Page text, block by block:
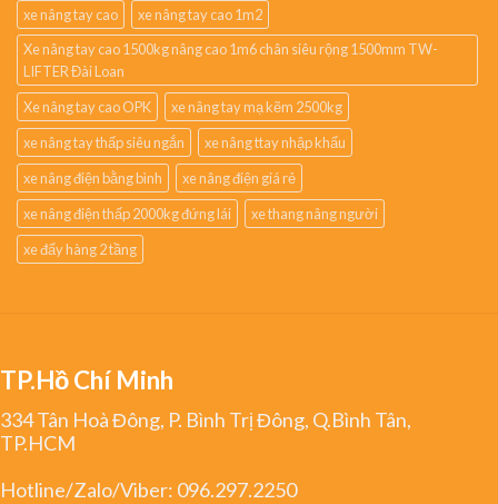
xe nâng tay cao
xe nâng tay cao 1m2
Xe nâng tay cao 1500kg nâng cao 1m6 chân siêu rộng 1500mm TW-
LIFTER Đài Loan
Xe nâng tay cao OPK
xe nâng tay mạ kẽm 2500kg
xe nâng tay thấp siêu ngắn
xe nâng ttay nhập khẩu
xe nâng điện bằng bình
xe nâng điện giá rẻ
xe nâng điện thấp 2000kg đứng lái
xe thang nâng người
xe đẩy hàng 2 tầng
TP.Hồ Chí Minh
334 Tân Hoà Đông, P. Bình Trị Đông, Q.Bình Tân,
TP.HCM
Hotline/Zalo/Viber: 096.297.2250